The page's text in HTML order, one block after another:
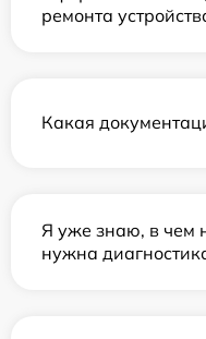
ремонта
Какая
Я уже знаю, в чем
нужна